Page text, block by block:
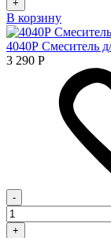
+
В корзину
4040Р Смеситель
3 290 Р
-
+